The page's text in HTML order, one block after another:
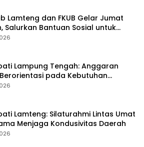
Lamteng dan FKUB Gelar Jumat
Salurkan Bantuan Sosial untuk
Lampung Tengah: Anggaran
pada Kebutuhan
Lamteng: Silaturahmi Lintas Umat
Menjaga Kondusivitas Daerah